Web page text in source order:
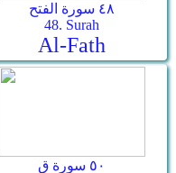
٤٨ سورة الفتح
48. Surah
Al-Fath
٥٠ سورة ق